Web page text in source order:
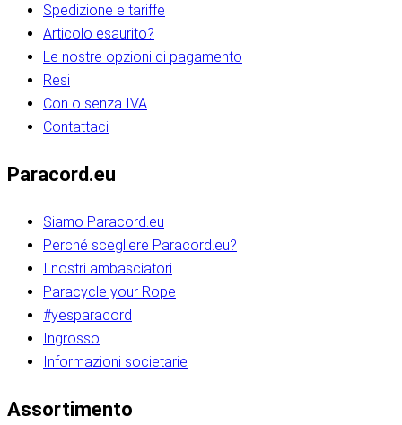
Spedizione e tariffe
Articolo esaurito?
Le nostre opzioni di pagamento
Resi
Con o senza IVA
Contattaci
Paracord.eu
Siamo Paracord.eu
Perché scegliere Paracord.eu?
I nostri ambasciatori
Paracycle your Rope
#yesparacord
Ingrosso
Informazioni societarie​​​​‌ ‍ ​‍​‍‌‍ ‌ ​‍‌‍‍‌‌‍‌ ‌‍‍‌‌‍ ‍​‍​‍​ ‍‍​‍​‍‌ ​ ‌‍​‌‌‍ ‍‌‍‍‌‌ ‌​‌ ‍‌​‍ ‍‌‍‍‌‌‍ ​‍​‍​‍ ​​‍​‍‌‍‍​‌ ​‍‌‍‌‌‌‍‌‍​‍​‍​ ‍‍​‍​‍‌‍‍​‌ ‌​‌ ‌​‌ ​​‌ ​ ​ ‍‍​‍ ​‍ ‌ ​​‌‍​‌‌ ​‍‌‍​‌‌‍​ ‌‍ ‌ ​‍‌‍‌​​‍ ‍‌ ​ ‌‍​‌‌‍ ‍‌‍‍‌‌ ‌​‌ ‍‌​‍ ‍‌ ​ ‌ ‌​‌ ‌‌‌‍‌​‌‍‍‌‌‍ ​‍ ‌‍‍‌‌‍ ‍‌ ‌​‌‍‌‌‌‍ ‍‌ ‌​​‍ ‌‍‌‌‌‍‌​‌‍‍‌‌ ‌​​‍ ‌‍ ‌‌‍ ‌‍‌​‌‍‌‌​ ‌‌ ​​‌ ​‍‌‍‌‌‌ ​ ‌‍‌‌‌‍ ‍‌ ‌​‌‍​‌‌ ‌​‌‍‍‌‌‍ ‌‍ ‍​ ‍ ‌‍‍‌‌‍‌​​ ‌‌‍‌‍‌‍ ‌‍ ‌ ‌​‌‍‌‌‌ ​‍​‍ ‌‌‍​‍‌ ​‍‌‍​‌‌‍ ‍‌‍‌​​‍ ‌‌‍‍‌‌‍ ‌‌ ​​‌ ​‍‌‍‍‌‌‍ ‍‌ ‌​​ ‍ ‌ ‌​‌ ‍‌‌ ​​‌‍‌‌​ ‌‌ ‌​‌ ​‍‌‍​‌‌‍ ‍‌ ​ ‌‍ ​‌‍​‌‌ ‌​‌‍‌‌‌‍‌​​‍ ‌‌‍ ‌‌‍‌‌‌ ​ ‌ ​ ‌‍​‌‌‍‌ ‌‍‌‌​ ‍ ‌ ​​‌‍​‌‌ ‌​‌‍‍​​ ‌‌ ‌‍‌‍​‌‌‍ ​‌ ‌‌‌‍‌‌​‍ ‍‌‍‍‌‌ ‌​‌‌ ‌​‍‌‌‌‌​​ ‌‍​‍‌‍​‌‌ ​ ‌‍‌‌‌‌‌‌‌ ​‍‌‍ ​​ ‌‌‍‍​‌ ‌​‌ ‌​‌ ​​‌ ​ ​‍‌‌​ ​ ‌​​‌​‍‌‌​ ​‍‌​‌‍​‍‌‌​ ​‍‌​‌‍‌ ​​‌‍​‌‌ ​‍‌‍​‌‌‍​ ‌‍ ‌ ​‍‌‍‌​​‍ ‍‌ ​ ‌‍​‌‌‍ ‍‌‍‍‌‌ ‌​‌ ‍‌​‍ ‍‌ ​ ‌ ‌​‌ ‌‌‌‍‌​‌‍‍‌‌‍ ​‍‌‍‌‍‍‌‌‍‌​​ ‌‌‍‌‍‌‍ ‌‍ ‌ ‌​‌‍‌‌‌ ​‍​‍ ‌‌‍​‍‌ ​‍‌‍​‌‌‍ ‍‌‍‌​​‍ ‌‌‍‍‌‌‍ ‌‌ ​​‌ ​‍‌‍‍‌‌‍ ‍‌ ‌​​‍‌‍‌ ‌​‌ ‍‌‌ ​​‌‍‌‌​ ‌‌ ‌​‌ ​‍‌‍​‌‌‍ ‍‌ ​ ‌‍ ​‌‍​‌‌ ‌​‌‍‌‌‌‍‌​​‍ ‌‌‍ ‌‌‍‌‌‌ ​ ‌ ​ ‌‍​‌‌‍‌ ‌‍‌‌​‍‌‍‌ ​​‌‍​‌‌ ‌​‌‍‍​​ ‌‌ ‌‍‌‍​‌‌‍ ​‌ ‌‌‌‍‌‌​‍ ‍‌‍‍‌‌ ‌​‌‌ ‌​‍‌‌‌‌​​‍‌‍‌ ​​‌‍‌‌‌ ​‍‌ ​ ‌ ​​‌‍‌‌‌‍​ ‌ ‌​‌‍‍‌‌ ‌‍‌‍‌‌​ ‌‌ ​​‌ ‌‌‌‍​‍‌‍ ​‌‍‍‌‌ ​ ‌‍‍​‌‍‌‌‌‍‌​​‍​‍‌ ‌​​​​‌ ‍ ​‍​‍‌‍ ‌ ​‍‌‍‍‌‌‍‌ ‌‍‍‌‌‍ ‍​‍​‍​ ‍‍​‍​‍‌ ​ ‌‍​‌‌‍ ‍‌‍‍‌‌ ‌​‌ ‍‌​‍ ‍‌‍‍‌‌‍ ​‍​‍​‍ ​​‍​‍‌‍‍​‌ ​‍‌‍‌‌‌‍‌‍​‍​‍​ ‍‍​‍​‍‌‍‍​‌ ‌​‌ ‌​‌ ​​‌ ​ ​ ‍‍​‍ ​‍ ‌ ​​‌‍​‌‌ ​‍‌‍​‌‌‍​ ‌‍ ‌ ​‍‌‍‌​​‍ ‍‌ ​ ‌‍​‌‌‍ ‍‌‍‍‌‌ ‌​‌ ‍‌​‍ ‍‌ ​ ‌ ‌​‌ ‌‌‌‍‌​‌‍‍‌‌‍ ​‍ ‌‍‍‌‌‍ ‍‌ ‌​‌‍‌‌‌‍ ‍‌ ‌​​‍ ‌‍‌‌‌‍‌​‌‍‍‌‌ ‌​​‍ ‌‍ ‌‌‍ ‌‍‌​‌‍‌‌​ ‌‌ ​​‌ ​‍‌‍‌‌‌ ​ ‌‍‌‌‌‍ ‍‌ ‌​‌‍​‌‌ ‌​‌‍‍‌‌‍ ‌‍ ‍​ ‍ ‌‍‍‌‌‍‌​​ ‌‌‍‌‍‌‍ ‌‍ ‌ ‌​‌‍‌‌‌ ​‍​‍ ‌‌‍​‍‌ ​‍‌‍​‌‌‍ ‍‌‍‌​​‍ ‌‌‍‍‌‌‍ ‌‌ ​​‌ ​‍‌‍‍‌‌‍ ‍‌ ‌​​ ‍ ‌ ‌​‌ ‍‌‌ ​​‌‍‌‌​ ‌‌ ‌​‌ ​‍‌‍​‌‌‍ ‍‌ ​ ‌‍ ​‌‍​‌‌ ‌​‌‍‌‌‌‍‌​​‍ ‌‌‍ ‌‌‍‌‌‌ ​ ‌ ​ ‌‍​‌‌‍‌ ‌‍‌‌​ ‍ ‌ ​​‌‍​‌‌ ‌​‌‍‍​​ ‌‌ ‌‍‌‍​‌‌‍ ​‌ ‌‌‌‍‌‌​‍ ‍‌‍‍‌‌ ‌​‌‌ ‌​‍‌‌‌‌​​ ‌‍​‍‌‍​‌‌ ​ ‌‍‌‌‌‌‌‌‌ ​‍‌‍ ​​ ‌‌‍‍​‌ ‌​‌ ‌​‌ ​​‌ ​ ​‍‌‌​ ​ ‌​​‌​‍‌‌​ ​‍‌​‌‍​‍‌‌​ ​‍‌​‌‍‌ ​​‌‍​‌‌ ​‍‌‍​‌‌‍​ ‌‍ ‌ ​‍‌‍‌​​‍ ‍‌ ​ ‌‍​‌‌‍ ‍‌‍‍‌‌ ‌​‌ ‍‌​‍ ‍‌ ​ ‌ ‌​‌ ‌‌‌‍‌​‌‍‍‌‌‍ ​‍‌‍‌‍‍‌‌‍‌​​ ‌‌‍‌‍‌‍ ‌‍ ‌ ‌​‌‍‌‌‌ ​‍​‍ ‌‌‍​‍‌ ​‍‌‍​‌‌‍ ‍‌‍‌​​‍ ‌‌‍‍‌‌‍ ‌‌ ​​‌ ​‍‌‍‍‌‌‍ ‍‌ ‌​​‍‌‍‌ ‌​‌ ‍‌‌ ​​‌‍‌‌​ ‌‌ ‌​‌ ​‍‌‍​‌‌‍ ‍‌ ​ ‌‍ ​‌‍​‌‌ ‌​‌‍‌‌‌‍‌​​‍ ‌‌‍ ‌‌‍‌‌‌ ​ ‌ ​ ‌‍​‌‌‍‌ ‌‍‌‌​‍‌‍‌ ​​‌‍​‌‌ ‌​‌‍‍​​ ‌‌ ‌‍‌‍​‌‌‍ ​‌ ‌‌‌‍‌‌​‍ ‍‌‍‍‌‌ ‌​‌‌ ‌​‍‌‌‌‌​​‍‌‍‌ ​​‌‍‌‌‌ ​‍‌ ​ ‌ ​​‌‍‌‌‌‍​ ‌ ‌​‌‍‍‌‌ ‌‍‌‍‌‌​ ‌‌ ​​‌ ‌‌‌‍​‍‌‍ ​‌‍‍‌‌ ​ ‌‍‍​‌‍‌‌‌‍‌​​‍​‍‌ ‌
Assortimento